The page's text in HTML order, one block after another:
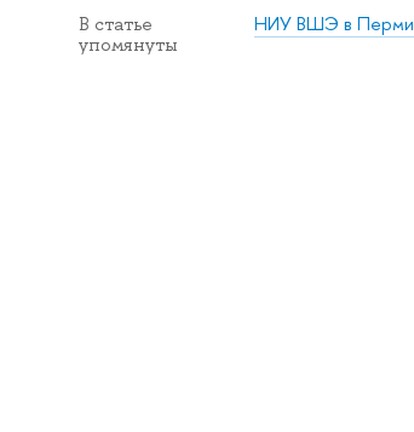
В статье
упомянуты
НИУ ВШЭ в Перми